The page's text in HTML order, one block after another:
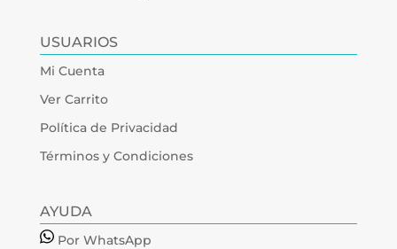
USUARIOS
Mi Cuenta
Ver Carrito
Política de Privacidad
Términos y Condiciones
AYUDA
Por WhatsApp